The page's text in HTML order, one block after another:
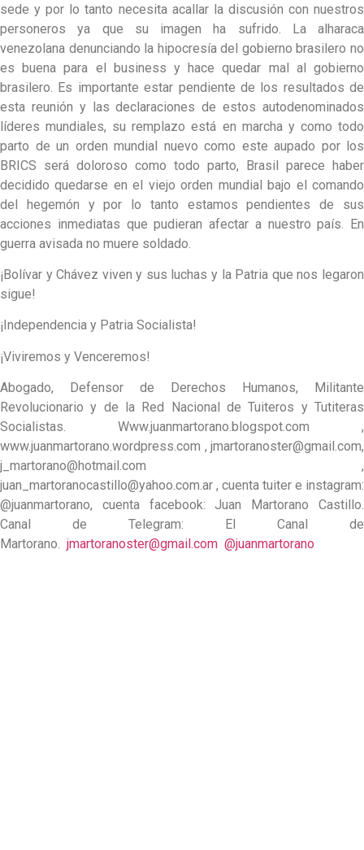
sede y por lo tanto necesita acallar la discusión con nuestros
personeros ya que su imagen ha sufrido. La alharaca
venezolana denunciando la hipocresía del gobierno brasilero no
es buena para el business y hace quedar mal al gobierno
brasilero. Es importante estar pendiente de los resultados de
esta reunión y las declaraciones de estos autodenominados
líderes mundiales, su remplazo está en marcha y como todo
parto de un orden mundial nuevo como este aupado por los
BRICS será doloroso como todo parto, Brasil parece haber
decidido quedarse en el viejo orden mundial bajo el comando
del hegemón y por lo tanto estamos pendientes de sus
acciones inmediatas que pudieran afectar a nuestro país. En
guerra avisada no muere soldado.
¡Bolívar y Chávez viven y sus luchas y la Patria que nos legaron
sigue!
¡Independencia y Patria Socialista!
¡Viviremos y Venceremos!
Abogado, Defensor de Derechos Humanos, Militante
Revolucionario y de la Red Nacional de Tuiteros y Tutiteras
Socialistas. Www.juanmartorano.blogspot.com ,
www.juanmartorano.wordpress.com , jmartoranoster@gmail.com,
j_martorano@hotmail.com ,
juan_martoranocastillo@yahoo.com.ar , cuenta tuiter e instagram:
@juanmartorano, cuenta facebook: Juan Martorano Castillo.
Canal de Telegram: El Canal de
Martorano. jmartoranoster@gmail.com @juanmartorano